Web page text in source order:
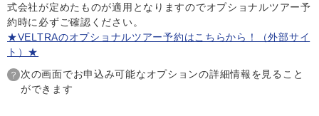
式会社が定めたものが適用となりますのでオプショナルツアー予
約時に必ずご確認ください。
★VELTRAのオプショナルツアー予約はこちらから！（外部サイ
ト）★
次の画面でお申込み可能なオプションの詳細情報を見ること
ができます